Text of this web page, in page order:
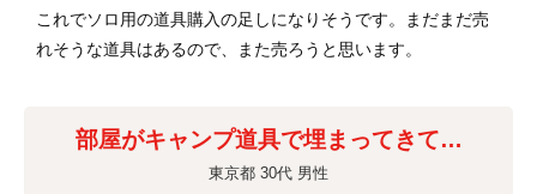
これでソロ用の道具購入の足しになりそうです。まだまだ売
れそうな道具はあるので、また売ろうと思います。
部屋がキャンプ道具で埋まってきて…
東京都 30代 男性